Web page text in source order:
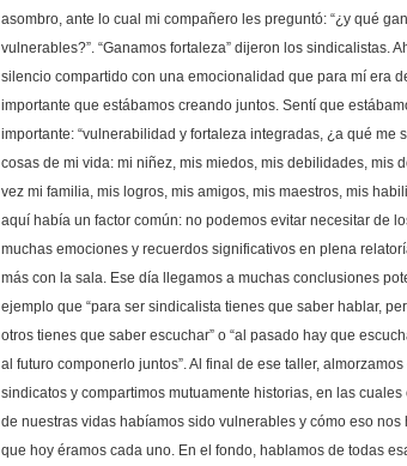
asombro, ante lo cual mi compañero les preguntó: “¿y qué
vulnerables?”. “Ganamos fortaleza” dijeron los sindicalistas.
silencio compartido con una emocionalidad que para mí era
importante que estábamos creando juntos. Sentí que
importante: “vulnerabilidad y fortaleza integradas, ¿a qué me
cosas de mi vida: mi niñez, mis miedos, mis debilidades, mis
vez mi familia, mis logros, mis amigos, mis maestros, mis
aquí había un factor común: no podemos evitar necesitar de
muchas emociones y recuerdos significativos en plena
más con la sala. Ese día llegamos a muchas conclusiones
ejemplo que “para ser sindicalista tienes que saber hablar,
otros tienes que saber escuchar” o “al pasado hay que
al futuro componerlo juntos”. Al final de ese taller,
sindicatos y compartimos mutuamente historias, en las
de nuestras vidas habíamos sido vulnerables y cómo eso
que hoy éramos cada uno. En el fondo, hablamos de todas